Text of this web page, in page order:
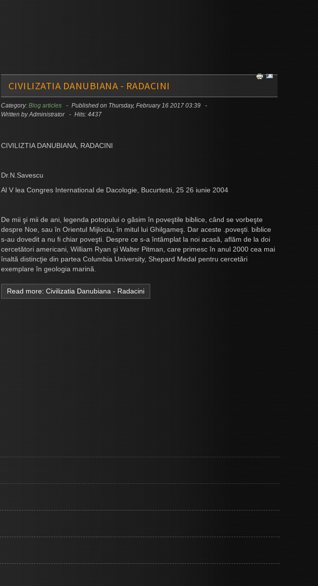
CIVILIZATIA DANUBIANA - RADACINI
Category:Blog articles
Published on Thursday, February 16 2017 03:39
Written by Administrator
Hits: 4437
CIVILIZTIA DANUBIANA, RADACINI
Dr.N.Savescu
Al V lea Congres International de Dacologie, Bucurtesti, 25 26 iunie 2004
De mii şi mii de ani, legenda potopului o găsim în poveştile biblice, când se vorbeşte
despre Noe, sau în Orientul Mijlociu, în mitul lui Ghilgameş. Dar aceste .poveşti. biblice
s-au dovedit a nu fichiar poveşti. Despre ce s-a întâmplat la noi acasă, aflăm de la doi
cercetători americani, William Ryan şi Walter Pitman, care primesc în anul 2000 cea mai
înaltă distincţie din partea Columbia University, Shepard Medal pentru cercetări
exemplare în geologia marină.
Read more: Civilizatia Danubiana - Radacini